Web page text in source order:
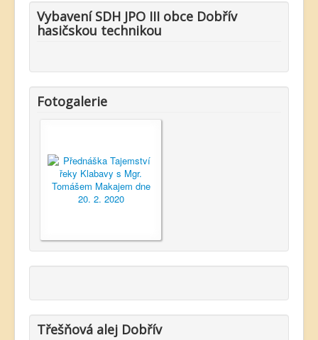
Vybavení SDH JPO III obce Dobřív
hasičskou technikou
Fotogalerie
Třešňová alej Dobřív